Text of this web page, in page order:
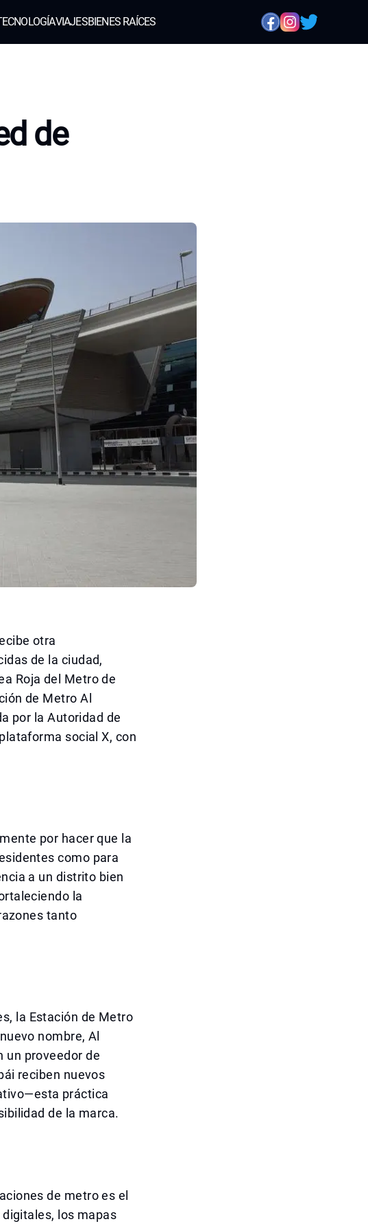
VIAJESBIENES RAÍCES
de
otra
de la ciudad,
Roja del Metro de
de Metro Al
por la Autoridad de
social X, con
por hacer que la
como para
a un distrito bien
la
tanto
la Estación de Metro
nombre, Al
un proveedor de
reciben nuevos
práctica
de la marca.
de metro es el
los mapas